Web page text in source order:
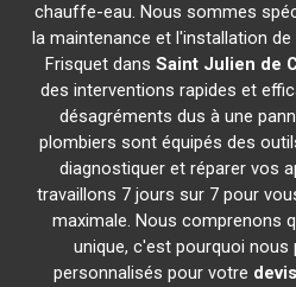
chauffe-eau. Nous sommes
la maintenance et l'installation
Frisquet dansSaint Julien de
des interventions rapides et
désagréments dus à une
plombiers sont équipés des
diagnostiquer et réparer vos
travaillons 7 jours sur 7 pour
maximale. Nous comprenons
unique, c'est pourquoi
personnalisés pour votre